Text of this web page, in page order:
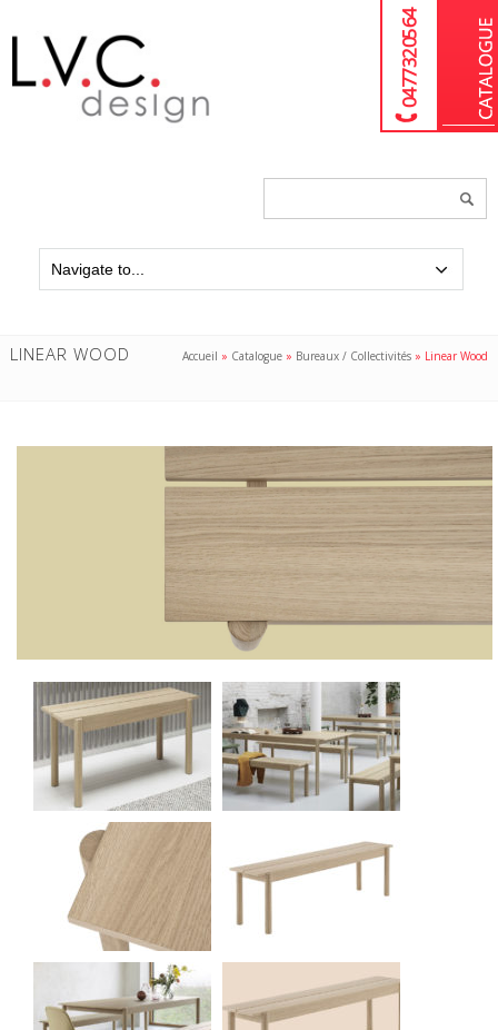
04 77 32 05 64
LINEAR WOOD Accueil » Catalogue » Bureaux / Collectivités » Linear Wood